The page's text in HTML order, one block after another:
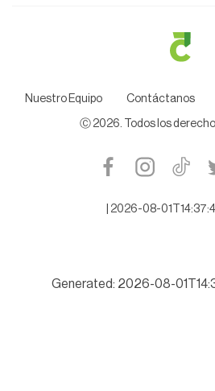
Nuestro Equipo Contáctanos
Ⓒ 2026 . Todos los
2026-08-
Generated: 2026-08-